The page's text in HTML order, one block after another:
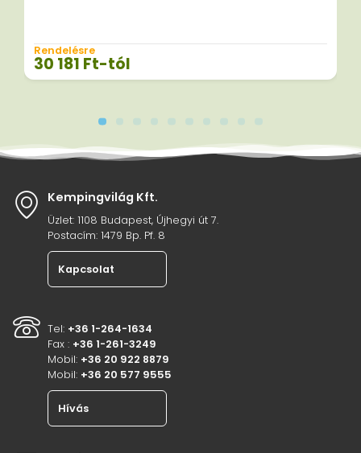
Rendelésre
30 181 Ft-tól
Kempingvilág Kft.
Üzlet: 1108 Budapest, Újhegyi út 7.
Postacím: 1479 Bp. Pf. 8
Kapcsolat
Tel: +36 1-264-1634
Fax : +36 1-261-3249
Mobil: +36 20 922 8879
Mobil: +36 20 577 9555
Hívás